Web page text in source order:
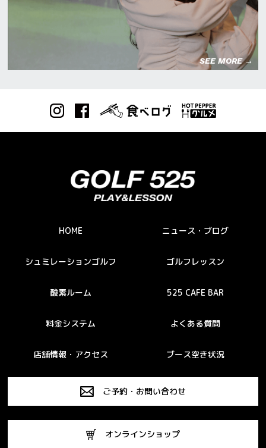
SEE MORE →
HOME ニュース・ブログ
シュミレーションゴルフ ゴルフレッスン
酸素ルーム 525 CAFE BAR
料金システム よくある質問
店舗情報・アクセス ブース空き状況
ご予約・お問い合わせ
オンラインショップ